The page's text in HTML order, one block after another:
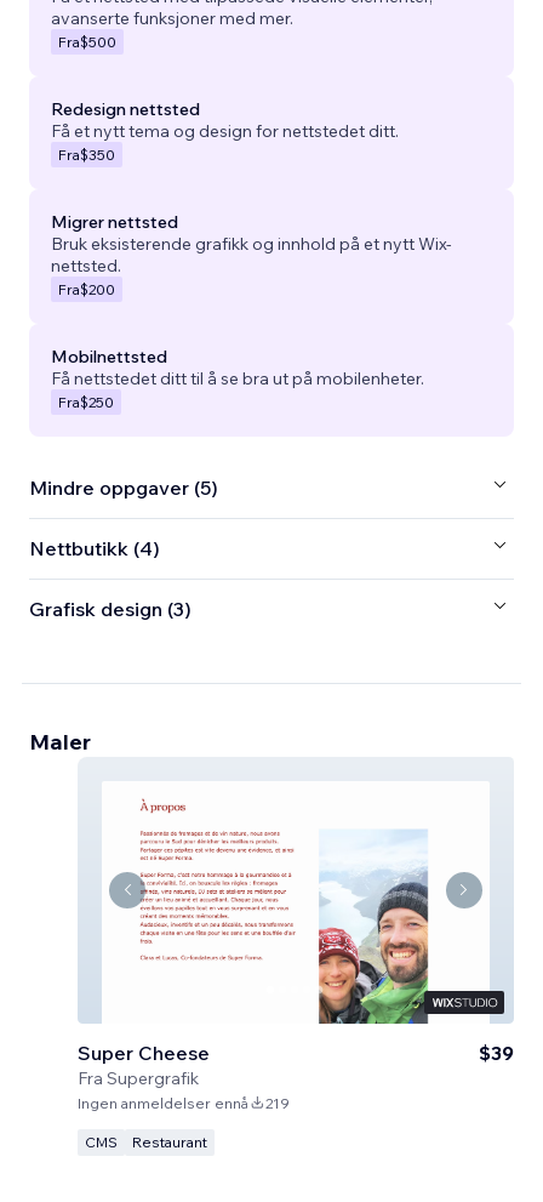
avanserte funksjoner med mer.
Fra$500
Redesign nettsted
Få et nytt tema og design for nettstedet ditt.
Fra$350
Migrer nettsted
Bruk eksisterende grafikk og innhold på et nytt Wix-
nettsted.
Fra$200
Mobilnettsted
Få nettstedet ditt til å se bra ut på mobilenheter.
Fra$250
Mindre oppgaver (5)
Nettbutikk (4)
Grafisk design (3)
Maler
Super Cheese
Fra Supergrafik
$39
Ingen anmeldelser ennå 219
CMS Restaurant